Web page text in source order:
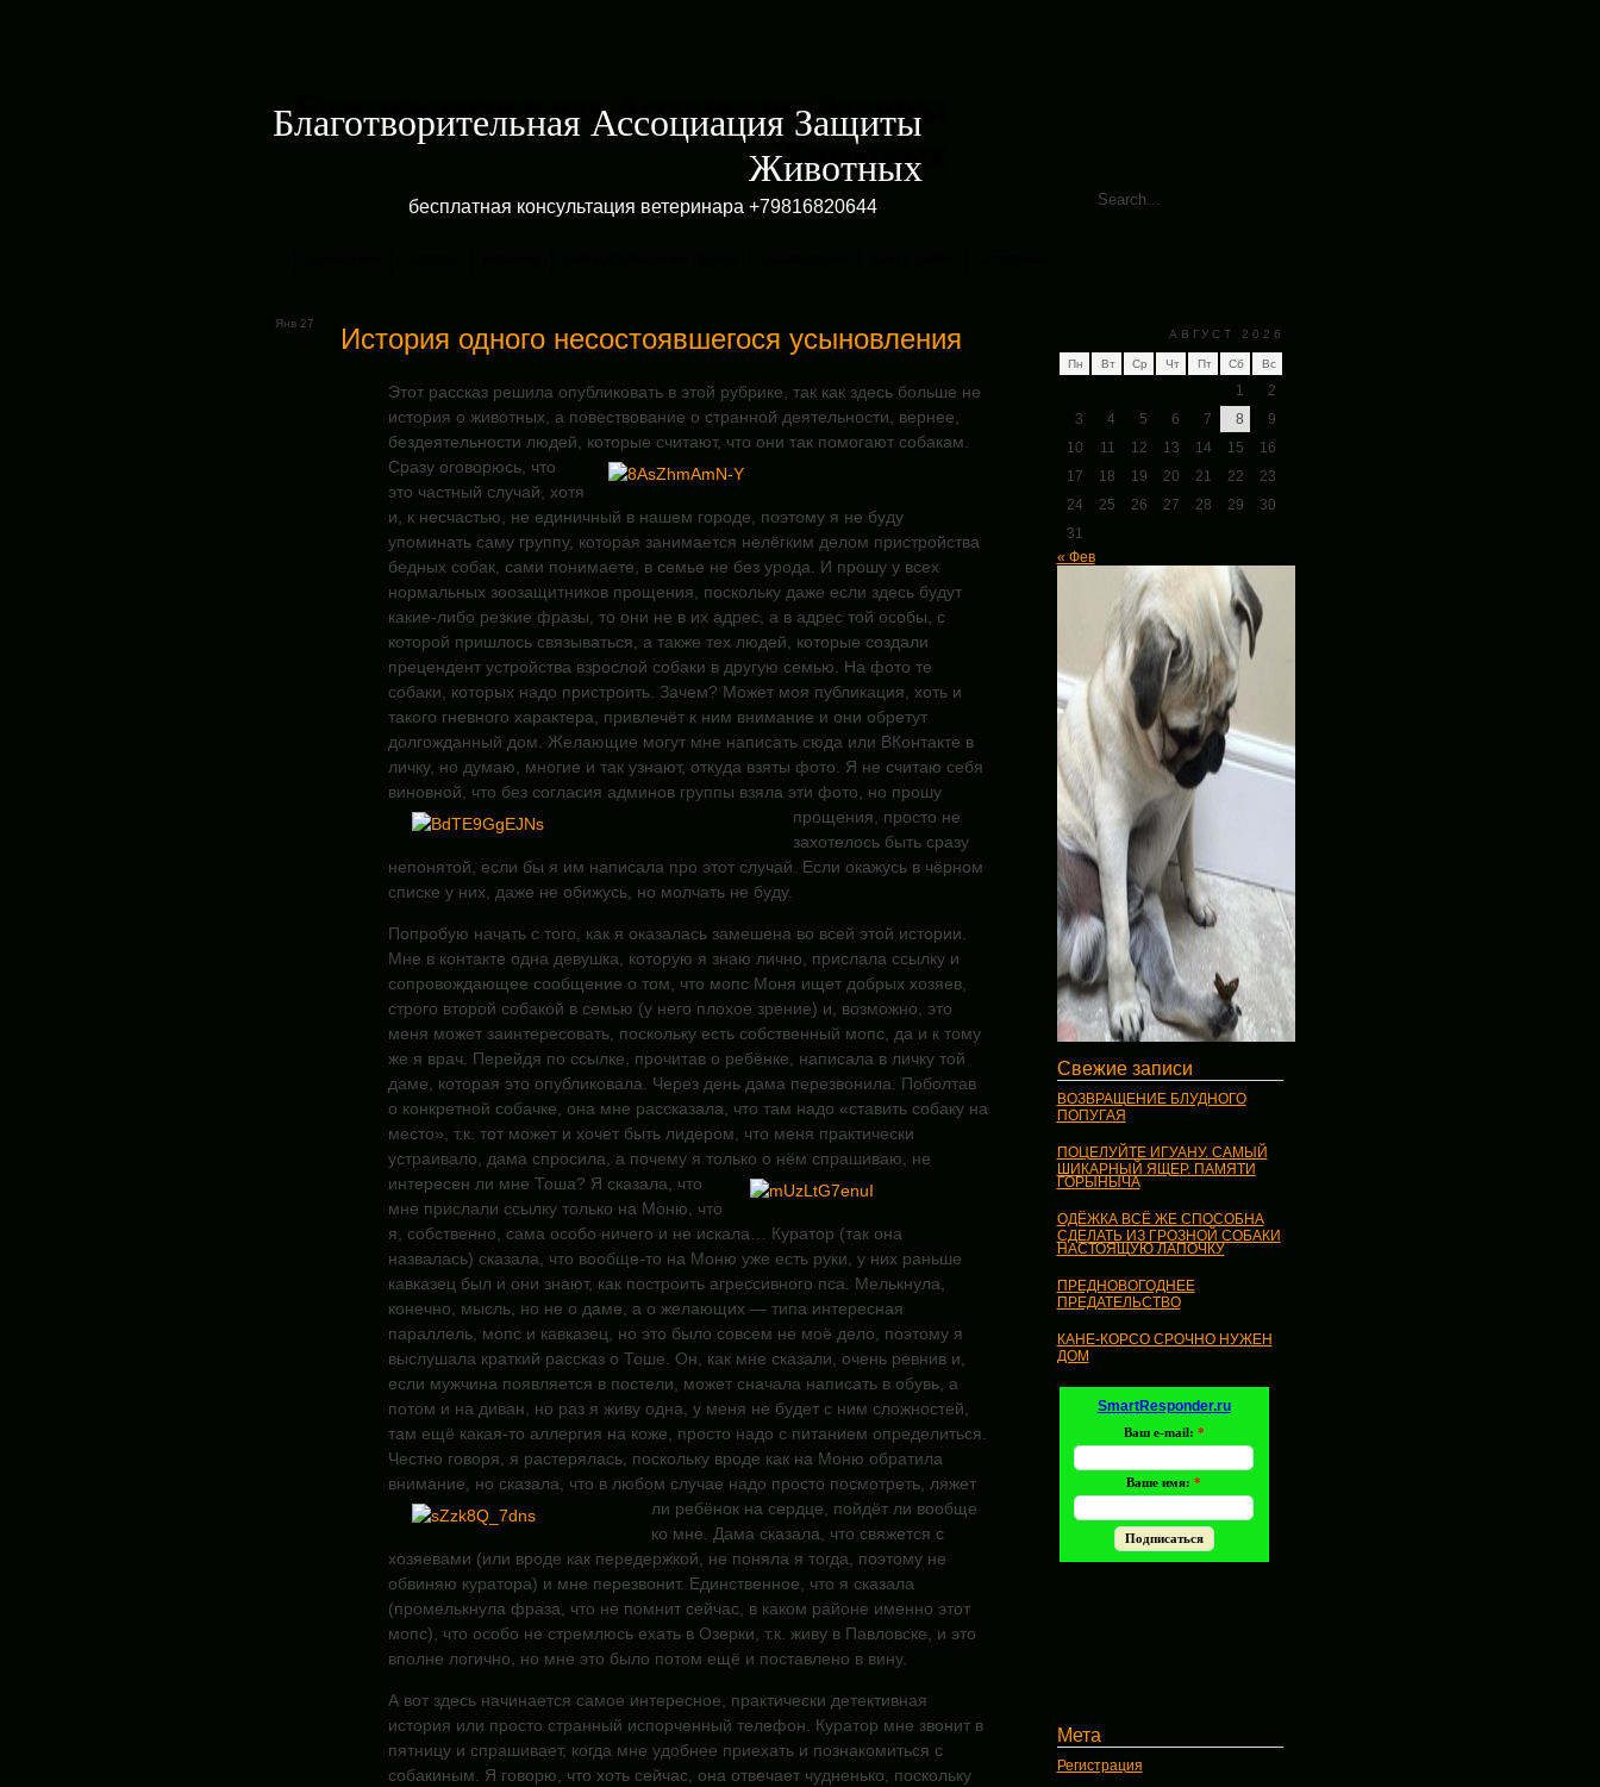
Благотворительная Ассоциация Защиты
Животных
бесплатная консультация ветеринара +79816820644
Янв 27 История одного несостоявшегося усыновления
Этот рассказ решила опубликовать в этой рубрике, так как здесь больше не
история о животных, а повествование о странной деятельности, вернее,
бездеятельности людей, которые считают, что они так помогают собакам.
Сразу оговорюсь, что
это частный случай, хотя
и, к несчастью, не единичный в нашем городе, поэтому я не буду
упоминать саму группу, которая занимается нелёгким делом пристройства
бедных собак, сами понимаете, в семье не без урода. И прошу у всех
нормальных зоозащитников прощения, поскольку даже если здесь будут
какие-либо резкие фразы, то они не в их адрес, а в адрес той особы, с
которой пришлось связываться, а также тех людей, которые создали
прецендент устройства взрослой собаки в другую семью. На фото те
собаки, которых надо пристроить. Зачем? Может моя публикация, хоть и
такого гневного характера, привлечёт к ним внимание и они обретут
долгожданный дом. Желающие могут мне написать сюда или ВКонтакте в
личку, но думаю, многие и так узнают, откуда взяты фото. Я не считаю себя
виновной, что без согласия админов группы взяла эти фото, но прошу
прощения, просто не
захотелось быть сразу
непонятой, если бы я им написала про этот случай. Если окажусь в чёрном
списке у них, даже не обижусь, но молчать не буду.
Попробую начать с того, как я оказалась замешена во всей этой истории.
Мне в контакте одна девушка, которую я знаю лично, прислала ссылку и
сопровождающее сообщение о том, что мопс Моня ищет добрых хозяев,
строго второй собакой в семью (у него плохое зрение) и, возможно, это
меня может заинтересовать, поскольку есть собственный мопс, да и к тому
же я врач. Перейдя по ссылке, прочитав о ребёнке, написала в личку той
даме, которая это опубликовала. Через день дама перезвонила. Поболтав
о конкретной собачке, она мне рассказала, что там надо «ставить собаку на
место», т.к. тот может и хочет быть лидером, что меня практически
устраивало, дама спросила, а почему я только о нём спрашиваю, не
интересен ли мне Тоша? Я сказала, что
мне прислали ссылку только на Моню, что
я, собственно, сама особо ничего и не искала… Куратор (так она
назвалась) сказала, что вообще-то на Моню уже есть руки, у них раньше
кавказец был и они знают, как построить агрессивного пса. Мелькнула,
конечно, мысль, но не о даме, а о желающих — типа интересная
параллель, мопс и кавказец, но это было совсем не моё дело, поэтому я
выслушала краткий рассказ о Тоше. Он, как мне сказали, очень ревнив и,
если мужчина появляется в постели, может сначала написать в обувь, а
потом и на диван, но раз я живу одна, у меня не будет с ним сложностей,
там ещё какая-то аллергия на коже, просто надо с питанием определиться.
Честно говоря, я растерялась, поскольку вроде как на Моню обратила
внимание, но сказала, что в любом случае надо просто посмотреть, ляжет
ли ребёнок на сердце, пойдёт ли вообще
ко мне. Дама сказала, что свяжется с
хозяевами (или вроде как передержкой, не поняла я тогда, поэтому не
обвиняю куратора) и мне перезвонит. Единственное, что я сказала
(промелькнула фраза, что не помнит сейчас, в каком районе именно этот
мопс), что особо не стремлюсь ехать в Озерки, т.к. живу в Павловске, и это
вполне логично, но мне это было потом ещё и поставлено в вину.
А вот здесь начинается самое интересное, практически детективная
история или просто странный испорченный телефон. Куратор мне звонит в
пятницу и спрашивает, когда мне удобнее приехать и познакомиться с
собакиным. Я говорю, что хоть сейчас, она отвечает чудненько, поскольку
АВГУСТ 2026
Пн Вт Ср Чт Пт Сб Вс
1
2
3
4 5 6 7 8
9
10
11 12 13 14 15
16
17
18 19 20 21 22
23
24
25 26 27 28 29
30
31
« Фев
Свежие записи
ВОЗВРАЩЕНИЕ БЛУДНОГО
ПОПУГАЯ
ПОЦЕЛУЙТЕ ИГУАНУ. САМЫЙ
ШИКАРНЫЙ ЯЩЕР. ПАМЯТИ
ГОРЫНЫЧА
ОДЁЖКА ВСЁ ЖЕ СПОСОБНА
СДЕЛАТЬ ИЗ ГРОЗНОЙ СОБАКИ
НАСТОЯЩУЮ ЛАПОЧКУ
ПРЕДНОВОГОДНЕЕ
ПРЕДАТЕЛЬСТВО
КАНЕ-КОРСО СРОЧНО НУЖЕН
ДОМ
SmartResponder.ru
Ваш e-mail: *
Ваше имя: *
Мета
Регистрация